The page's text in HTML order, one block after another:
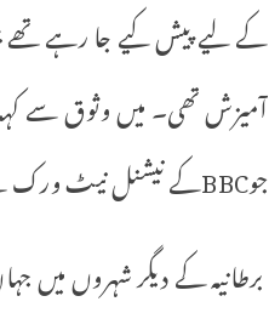
کے لیے پیش کیے جا رہے تھے
آمیزش تھی۔ میں وثوق سے کہہ
جوBBCکے نیشنل نیٹ ورک سے مسلسل قسط وار نشر ہوئے ۔
برطانیہ کے دیگر شہروں میں